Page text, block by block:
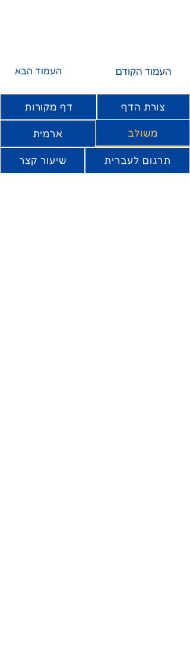
העמוד הבא העמוד הקודם
צורת הדף דף מקורות
משולב ארמית
תרגום לעברית שיעור קצר